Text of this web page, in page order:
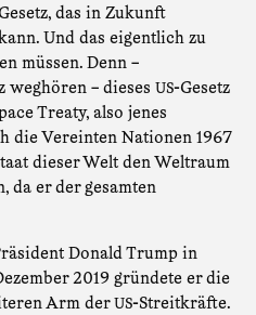
das in Zukunft
Und das eigentlich zu
müssen. Denn –
– dieses US-Gesetz
Treaty, also jenes
die Vereinten Nationen 1967
dieser Welt den Weltraum
da er der gesamten
Donald Trump in
2019 gründete er die
Arm derUS-Streitkräfte.